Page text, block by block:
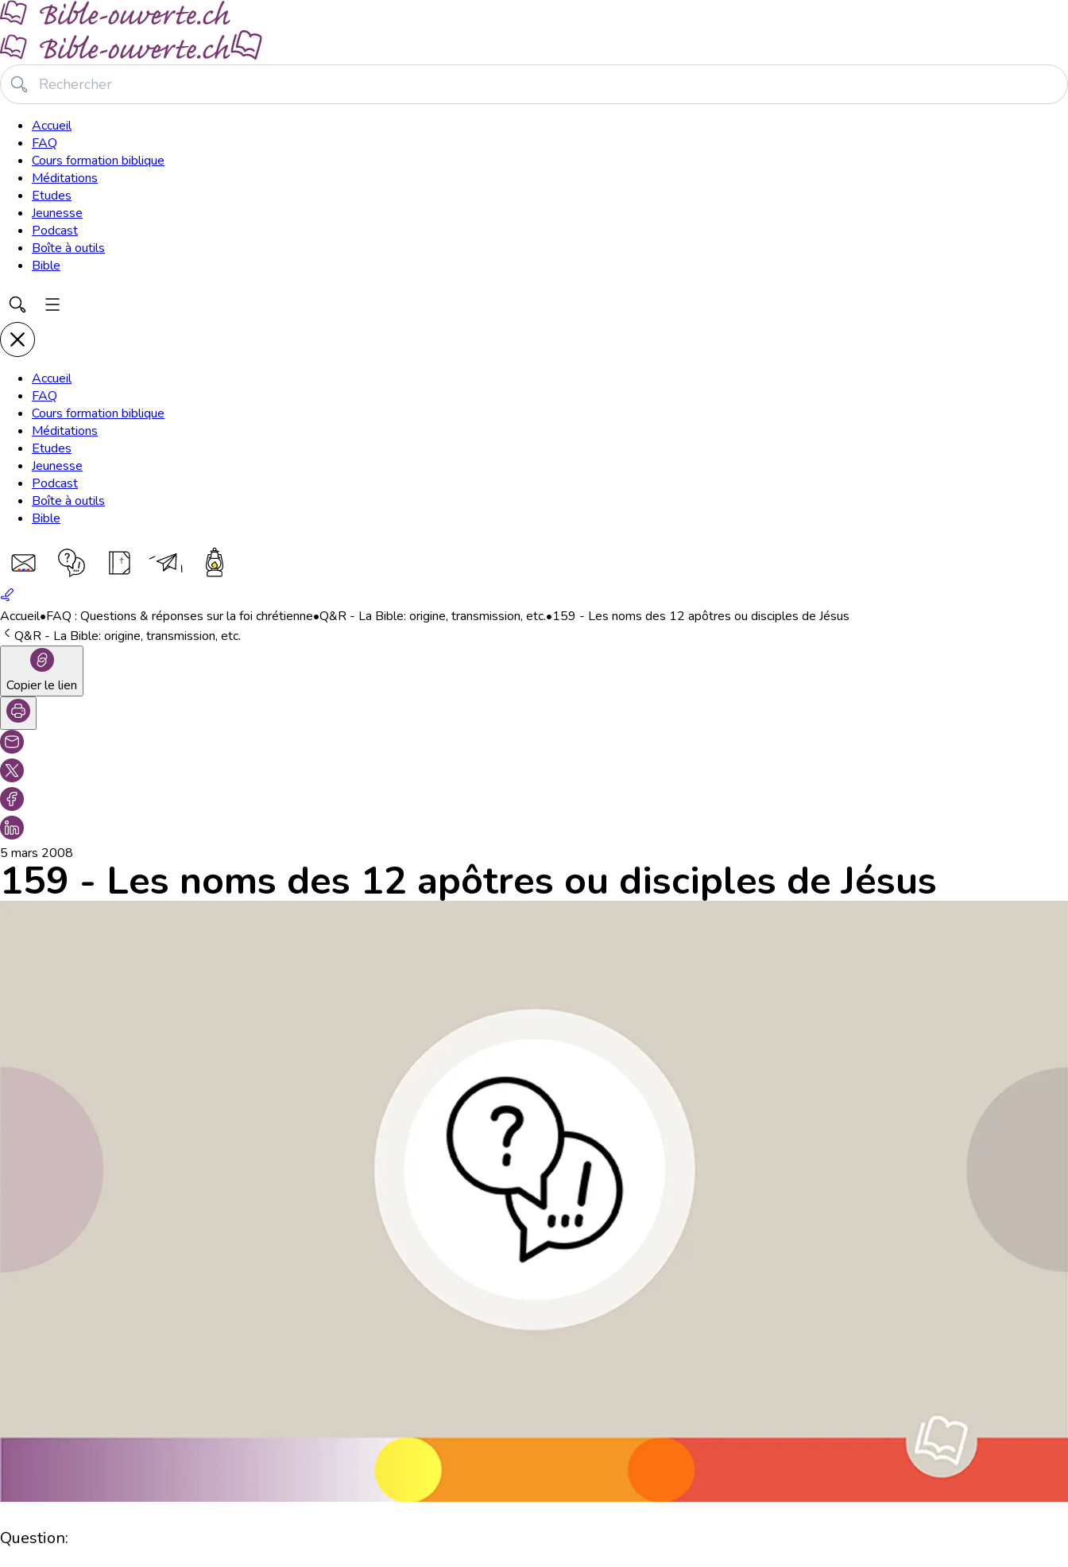
Accueil
FAQ
Cours formation biblique
Méditations
Etudes
Jeunesse
Podcast
Boîte à outils
Bible
Accueil
FAQ
Cours formation biblique
Méditations
Etudes
Jeunesse
Podcast
Boîte à outils
Bible
Accueil•FAQ : Questions & réponses sur la foi chrétienne•Q&R - La Bible: origine, transmission, etc.•159 - Les noms des 12 apôtres ou disciples de Jésus
Q&R - La Bible: origine, transmission, etc.
Copier le lien
5 mars 2008
159 - Les noms des 12 apôtres ou disciples de Jésus
Question: